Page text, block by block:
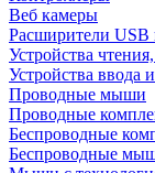
Веб камеры
Расширители USB
Устройства
Устройства ввода
Проводные мыши
Проводные
Беспроводные
Беспроводные